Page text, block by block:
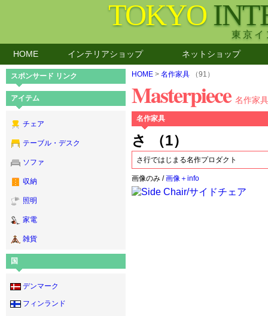
TOKYO
東京イ
HOME インテリアショップ ネットショップ
スポンサード リンク
アイテム
チェア
テーブル・デスク
ソファ
収納
照明
家電
雑貨
国
デンマーク
フィンランド
HOME > 名作家具 （91）
Masterpiece 名作家具
名作家具
さ （1）
さ行ではじまる名作プロダクト
画像のみ /画像＋info